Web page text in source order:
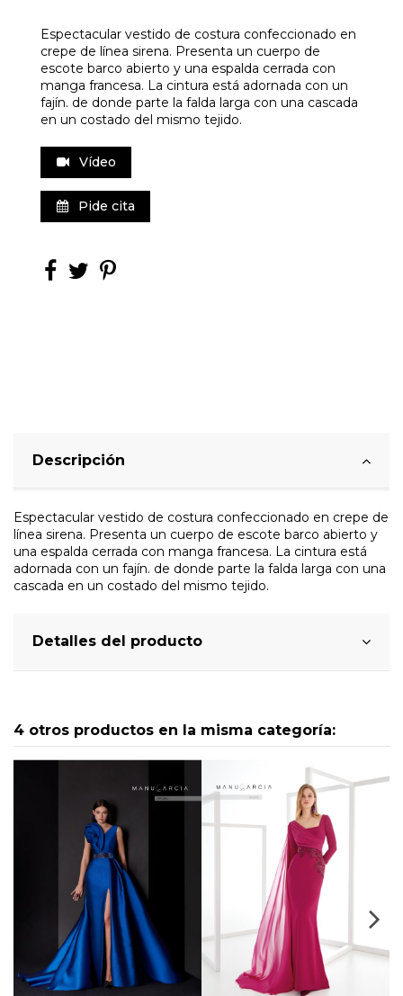
Espectacular vestido de costura confeccionado en
crepe de línea sirena. Presenta un cuerpo de
escote barco abierto y una espalda cerrada con
manga francesa. La cintura está adornada con un
fajín. de donde parte la falda larga con una cascada
en un costado del mismo tejido.
Vídeo
Pide cita
Descripción
Espectacular vestido de costura confeccionado en crepe de
línea sirena. Presenta un cuerpo de escote barco abierto y
una espalda cerrada con manga francesa. La cintura está
adornada con un fajín. de donde parte la falda larga con una
cascada en un costado del mismo tejido.
Detalles del producto
4 otros productos en la misma categoría: